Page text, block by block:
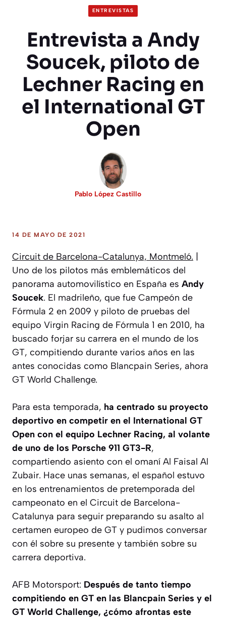
ENTREVISTAS
Entrevista a Andy
Soucek, piloto de
Lechner Racing en
el International GT
Open
Pablo López Castillo
14 DE MAYO DE 2021
Circuit de Barcelona-Catalunya, Montmeló. |
Uno de los pilotos más emblemáticos del
panorama automovilístico en España es Andy
Soucek. El madrileño, que fue Campeón de
Fórmula 2 en 2009 y piloto de pruebas del
equipo Virgin Racing de Fórmula 1 en 2010, ha
buscado forjar su carrera en el mundo de los
GT, compitiendo durante varios años en las
antes conocidas como Blancpain Series, ahora
GT World Challenge.
Para esta temporada, ha centrado su proyecto
deportivo en competir en el International GT
Open con el equipo Lechner Racing, al volante
de uno de los Porsche 911 GT3-R,
compartiendo asiento con el omaní Al Faisal Al
Zubair. Hace unas semanas, el español estuvo
en los entrenamientos de pretemporada del
campeonato en el Circuit de Barcelona-
Catalunya para seguir preparando su asalto al
certamen europeo de GT y pudimos conversar
con él sobre su presente y también sobre su
carrera deportiva.
AFB Motorsport: Después de tanto tiempo
compitiendo en GT en las Blancpain Series y el
GT World Challenge, ¿cómo afrontas este